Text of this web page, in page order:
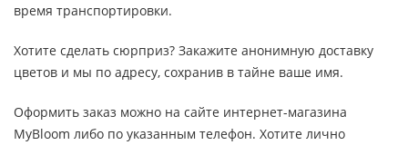
время транспортировки.
Хотите сделать сюрприз? Закажите анонимную доставку
цветов и мы по адресу, сохранив в тайне ваше имя.
Оформить заказ можно на сайте интернет-магазина
MyBloom либо по указанным телефон. Хотите лично